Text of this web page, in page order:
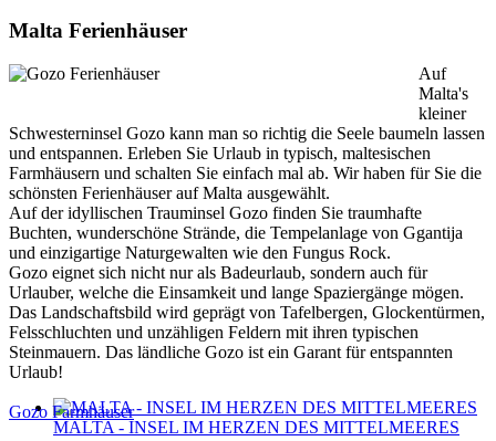
MALTA - INSEL IM HERZEN DES MITTELMEERES
Malta Ferienhäuser
Auf
Malta's
kleiner
Schwesterninsel Gozo kann man so richtig die Seele baumeln lassen
und entspannen. Erleben Sie Urlaub in typisch, maltesischen
Farmhäusern und schalten Sie einfach mal ab. Wir haben für Sie die
schönsten Ferienhäuser auf Malta ausgewählt.
Auf der idyllischen Trauminsel Gozo finden Sie traumhafte
Buchten, wunderschöne Strände, die Tempelanlage von Ggantija
und einzigartige Naturgewalten wie den Fungus Rock.
Gozo eignet sich nicht nur als Badeurlaub, sondern auch für
Urlauber, welche die Einsamkeit und lange Spaziergänge mögen.
Das Landschaftsbild wird geprägt von Tafelbergen, Glockentürmen,
Felsschluchten und unzähligen Feldern mit ihren typischen
Steinmauern. Das ländliche Gozo ist ein Garant für entspannten
Urlaub!
Gozo Farmhäuser